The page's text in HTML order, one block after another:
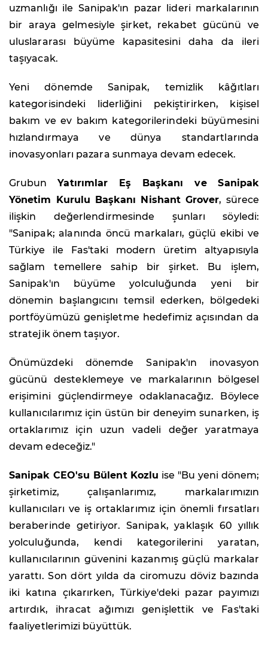
uzmanlığı ile Sanipak'ın pazar lideri markalarının
bir araya gelmesiyle şirket, rekabet gücünü ve
uluslararası büyüme kapasitesini daha da ileri
taşıyacak.
Yeni dönemde Sanipak, temizlik kâğıtları
kategorisindeki liderliğini pekiştirirken, kişisel
bakım ve ev bakım kategorilerindeki büyümesini
hızlandırmaya ve dünya standartlarında
inovasyonları pazara sunmaya devam edecek.
GrubunYatırımlar Eş Başkanı ve Sanipak
Yönetim Kurulu Başkanı Nishant Grover, sürece
ilişkin değerlendirmesinde şunları söyledi:
"Sanipak; alanında öncü markaları, güçlü ekibi ve
Türkiye ile Fas'taki modern üretim altyapısıyla
sağlam temellere sahip bir şirket. Bu işlem,
Sanipak'ın büyüme yolculuğunda yeni bir
dönemin başlangıcını temsil ederken, bölgedeki
portföyümüzü genişletme hedefimiz açısından da
stratejik önem taşıyor.
Önümüzdeki dönemde Sanipak'ın inovasyon
gücünü desteklemeye ve markalarının bölgesel
erişimini güçlendirmeye odaklanacağız. Böylece
kullanıcılarımız için üstün bir deneyim sunarken, iş
ortaklarımız için uzun vadeli değer yaratmaya
devam edeceğiz."
Sanipak CEO'su Bülent Kozlu ise "Bu yeni dönem;
şirketimiz, çalışanlarımız, markalarımızın
kullanıcıları ve iş ortaklarımız için önemli fırsatları
beraberinde getiriyor. Sanipak, yaklaşık 60 yıllık
yolculuğunda, kendi kategorilerini yaratan,
kullanıcılarının güvenini kazanmış güçlü markalar
yarattı. Son dört yılda da ciromuzu döviz bazında
iki katına çıkarırken, Türkiye'deki pazar payımızı
artırdık, ihracat ağımızı genişlettik ve Fas'taki
faaliyetlerimizi büyüttük.